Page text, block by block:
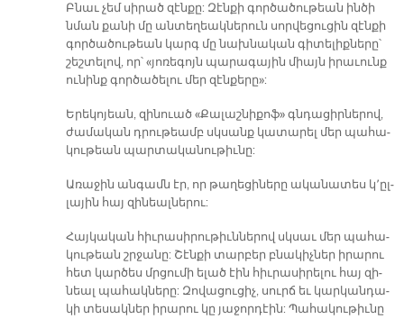
Բնաւ չեմ սի­րած զէն­քը: Զէն­քի գոր­ծա­ծու­թեան ին­ծի
նման քա­նի մը ան­տե­ղեակ­նե­րուն սոր­վե­ցու­ցին զէն­քի
գոր­ծա­ծու­թեան կարգ մը նախ­նա­կան գի­տե­լիք­նե­րը՝
շեշ­տե­լով, որ՝ «յո­ռե­գոյն պա­րա­գա­յին միայն ի­րա­ւունք
ու­նինք գոր­ծա­ծե­լու մեր զէն­քե­րը»:
Ե­րե­կո­յեան, զի­նուած «Քա­լաշ­նի­քոֆ» գնդա­ցիր­նե­րով,
ժա­մա­կան դրու­թեամբ սկսանք կա­տա­րել մեր պա­հա­
կու­թեան պար­տա­կա­նու­թիւ­նը:
Ա­ռա­ջին ան­գամն էր, որ թա­ղե­ցի­նե­րը ա­կա­նա­տես կ՚ըլ­
լա­յին հայ զի­նեալ­նե­րու:
Հայ­կա­կան հիւ­րա­սի­րու­թիւն­նե­րով սկսաւ մեր պա­հա­
կու­թեան շրջա­նը: Շէն­քի տար­բեր բնա­կիչ­ներ ի­րա­րու
հետ կար­ծես մրցու­մի ե­լած էին հիւ­րա­սի­րե­լու հայ զի­
նեալ պա­հակ­նե­րը: Զո­վա­ցու­ցիչ, սուրճ եւ կար­կան­դա­
կի տե­սակ­ներ ի­րա­րու կը յա­ջոր­դէին: Պա­հա­կու­թիւ­նը